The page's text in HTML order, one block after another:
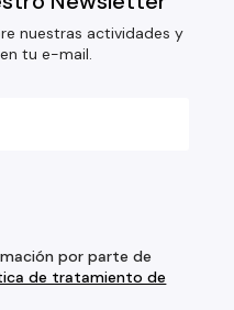
nuestras actividades y
tu e-mail.
por parte de
de tratamiento de